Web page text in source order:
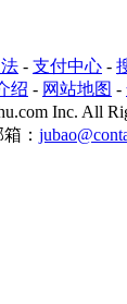
- 支付中心 -
绍 - 网站地图 -
Inc. All
：